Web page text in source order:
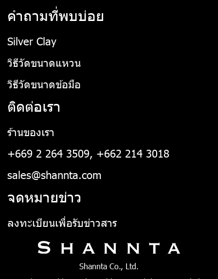
คำถามที่พบบ่อย
Silver Clay
วิธีวัดขนาดแหวน
วิธีวัดขนาดข้อมือ
ติดต่อเรา
ร้านของเรา
+669 2 264 3509, +662 214 3018
sales@shannta.com
จดหมายข่าว
ลงทะเบียนเพื่อรับข่าวสาร
Shannta Co., Ltd.